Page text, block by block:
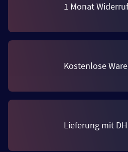
1 Monat
Kostenlose
Lieferung mit